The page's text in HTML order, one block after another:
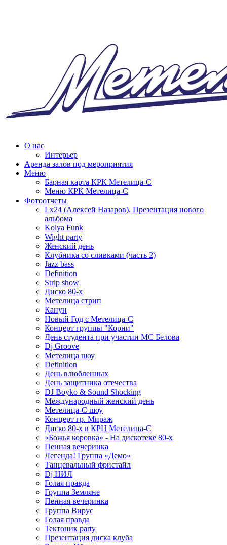
О нас
Интерьер
Аренда залов под мероприятия
Меню
Барная карта КРК Метелица-С
Меню КРК Метелица-С
Фотоотчеты
Lx24 (Алексей Назаров). Презентация нового
альбома
Kolya Funk
Wight party
Женский день
Клубника со сливками (часть 2)
Jazz bass
Definition
Strip show
Диско 80-х
Метелица стрип
Канун
Новый Год с Метелица-С
Концерт группы "Корни"
День студента при участии МС Белова
Dj Groove
Метелица шоу
Definition
День влюбленных
День защитника отечества
DJ Boyko & Sound Shocking
Международный женский день
Метелица-С шоу
Концерт гр. Мираж
Диско 80-х в КРЦ Метелица-С
«Божья коровка» - На дискотеке 80-х
Пенная вечеринка
Легенда! Группа «Демо»
Танцевальный фристайл
Dj НИЛ
Голая правда
Группа Земляне
Пенная вечеринка
Группа Вирус
Голая правда
Тектоник party
Презентация диска клуба